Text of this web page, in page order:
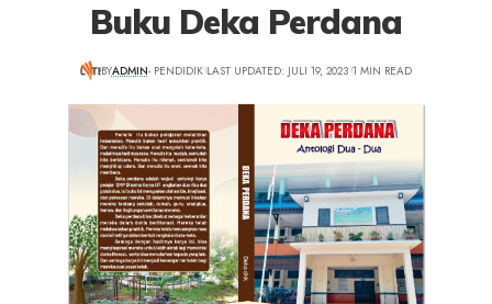
Buku Deka Perdana
BYADMIN- PENDIDIK LAST UPDATED: JULI 19, 2023 1 MIN READ